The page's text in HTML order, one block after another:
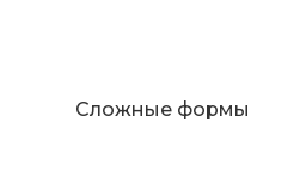
Сложные формы